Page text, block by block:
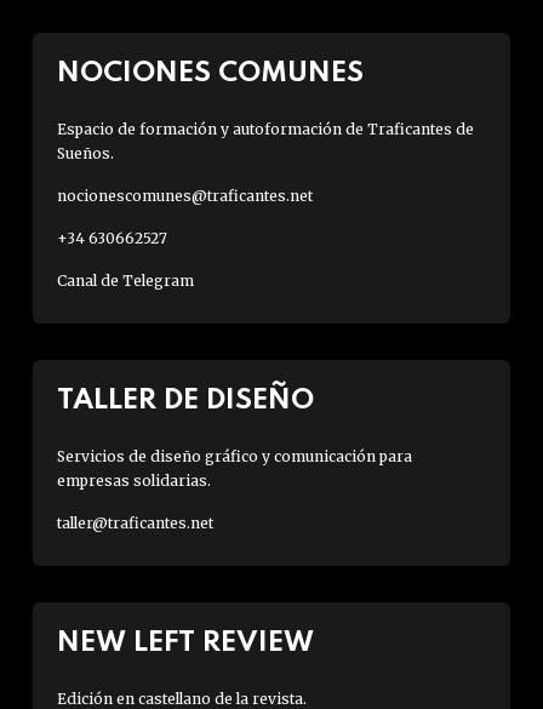
NOCIONES COMUNES
Espacio de formación y autoformación de Traficantes de
Sueños.
nocionescomunes@traficantes.net
+34 630662527
Canal de Telegram
TALLER DE DISEÑO
Servicios de diseño gráfico y comunicación para
empresas solidarias.
taller@traficantes.net
NEW LEFT REVIEW
Edición en castellano de la revista.